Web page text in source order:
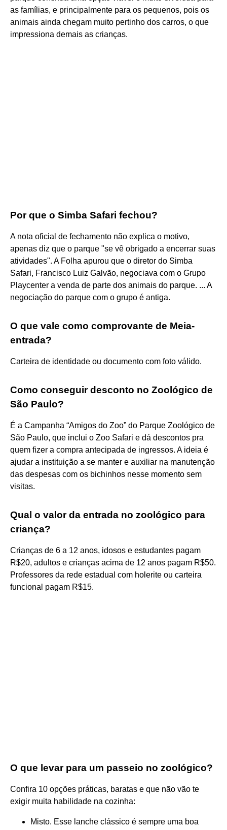
as famílias, e principalmente para os pequenos, pois os
animais ainda chegam muito pertinho dos carros, o que
impressiona demais as crianças.
Por que o Simba Safari fechou?
A nota oficial de fechamento não explica o motivo,
apenas diz que o parque "se vê obrigado a encerrar suas
atividades". A Folha apurou que o diretor do Simba
Safari, Francisco Luiz Galvão, negociava com o Grupo
Playcenter a venda de parte dos animais do parque. ... A
negociação do parque com o grupo é antiga.
O que vale como comprovante de Meia-
entrada?
Carteira de identidade ou documento com foto válido.
Como conseguir desconto no Zoológico de
São Paulo?
É a Campanha “Amigos do Zoo” do Parque Zoológico de
São Paulo, que inclui o Zoo Safari e dá descontos pra
quem fizer a compra antecipada de ingressos. A ideia é
ajudar a instituição a se manter e auxiliar na manutenção
das despesas com os bichinhos nesse momento sem
visitas.
Qual o valor da entrada no zoológico para
criança?
Crianças de 6 a 12 anos, idosos e estudantes pagam
R$20, adultos e crianças acima de 12 anos pagam R$50.
Professores da rede estadual com holerite ou carteira
funcional pagam R$15.
O que levar para um passeio no zoológico?
Confira 10 opções práticas, baratas e que não vão te
exigir muita habilidade na cozinha:
Misto. Esse lanche clássico é sempre uma boa